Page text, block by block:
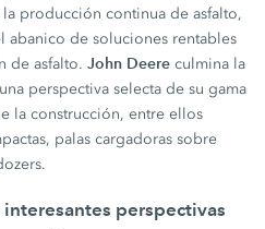
la producción continua de asfalto,
de soluciones rentables
de asfalto.John Deere culmina la
perspectiva selecta de su gama
la construcción, entre ellos
palas cargadoras sobre
perspectivas